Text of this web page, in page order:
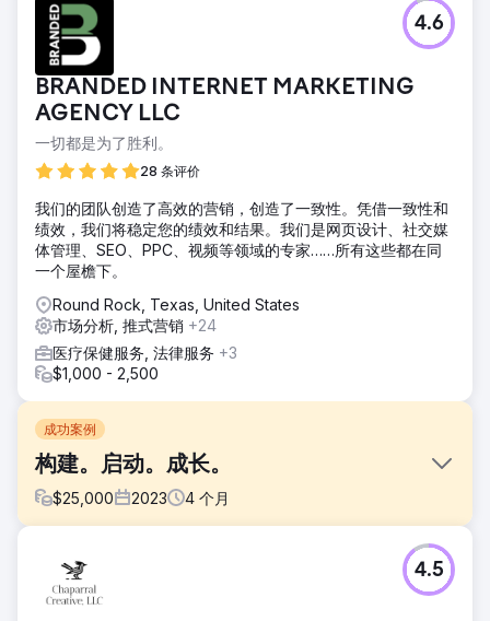
BRANDED INTERNET MARKETING
AGENCY LLC
一切都是为了胜利。
28 条评价
4.6
我们的团队创造了高效的营销，创造了一致性。凭借一致性和
绩效，我们将稳定您的绩效和结果。我们是网页设计、社交媒
体管理、SEO、PPC、视频等领域的专家……所有这些都在同
一个屋檐下。
Round Rock, Texas, United States
市场分析, 推式营销 +24
医疗保健服务, 法律服务 +3
$1,000 - 2,500
成功案例
构建。启动。成长。
$25,000 2023 4 个月
一家长期电信客户已经充分利用了我们的营销能力，决定推出
一个新品牌。他们相信我们追求成果和高标准的决心，因此委
4.5